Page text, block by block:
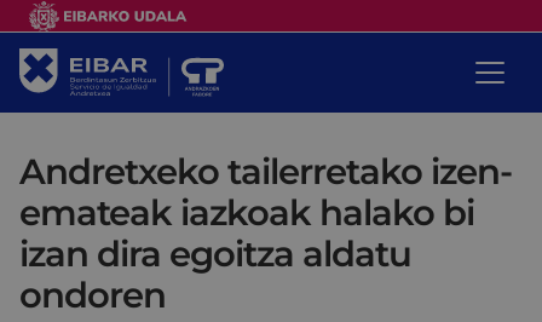
Andretxeko tailerretako izen-
emateak iazkoak halako bi
izan dira egoitza aldatu
ondoren